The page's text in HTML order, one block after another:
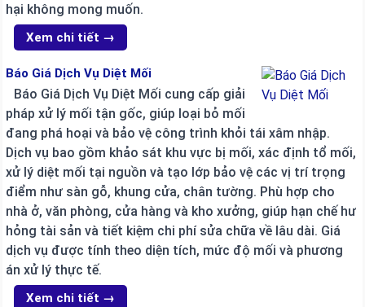
hại không mong muốn.
Xem chi tiết →
Báo Giá Dịch Vụ Diệt Mối
Báo Giá Dịch Vụ Diệt Mối cung cấp giải
pháp xử lý mối tận gốc, giúp loại bỏ mối
đang phá hoại và bảo vệ công trình khỏi tái xâm nhập.
Dịch vụ bao gồm khảo sát khu vực bị mối, xác định tổ mối,
xử lý diệt mối tại nguồn và tạo lớp bảo vệ các vị trí trọng
điểm như sàn gỗ, khung cửa, chân tường. Phù hợp cho
nhà ở, văn phòng, cửa hàng và kho xưởng, giúp hạn chế hư
hỏng tài sản và tiết kiệm chi phí sửa chữa về lâu dài. Giá
dịch vụ được tính theo diện tích, mức độ mối và phương
án xử lý thực tế.
Xem chi tiết →